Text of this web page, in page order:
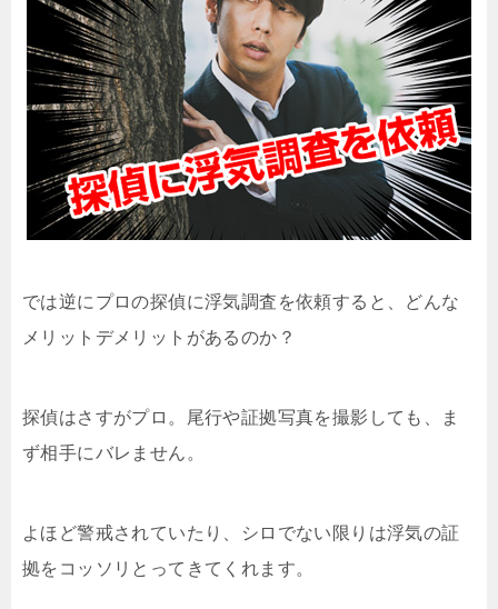
では逆にプロの探偵に浮気調査を依頼すると、どんな
メリットデメリットがあるのか？
探偵はさすがプロ。尾行や証拠写真を撮影しても、ま
ず相手にバレません。
よほど警戒されていたり、シロでない限りは浮気の証
拠をコッソリとってきてくれます。